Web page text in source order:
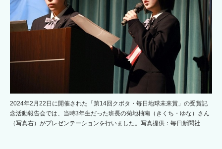
2024年2月22日に開催された「第14回クボタ・毎日地球未来賞」の受賞記
念活動報告会では、当時3年生だった班長の菊地柚南（きくち・ゆな）さん
（写真右）がプレゼンテーションを行いました。写真提供：毎日新聞社